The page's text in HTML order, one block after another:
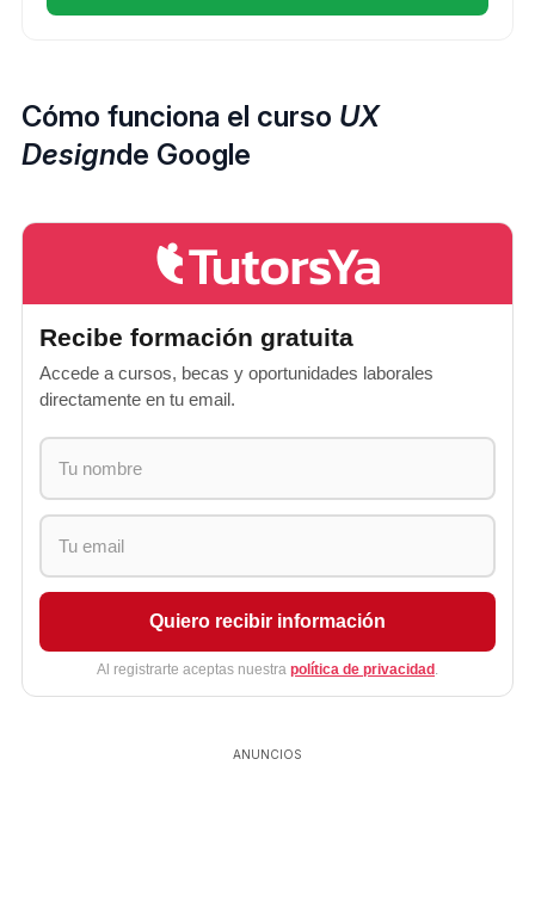
Cómo funciona el curso UX
Designde Google
Recibe formación gratuita
Accede a cursos, becas y oportunidades laborales
directamente en tu email.
Quiero recibir información
Al registrarte aceptas nuestra política de privacidad .
ANUNCIOS